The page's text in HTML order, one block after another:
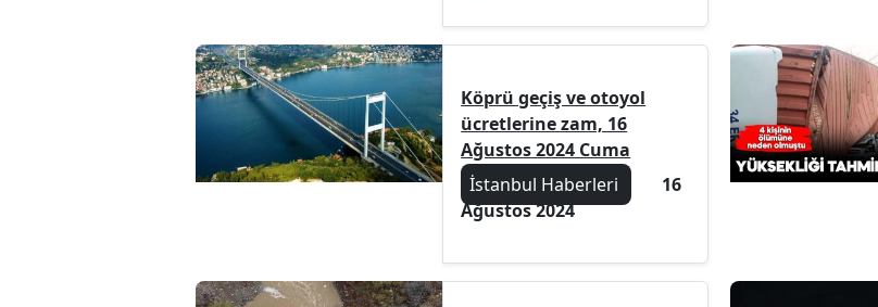
Köprü geçiş ve otoyol
ücretlerine zam, 16
Ağustos 2024 Cuma
İstanbul Haberleri
16
Ağustos 2024